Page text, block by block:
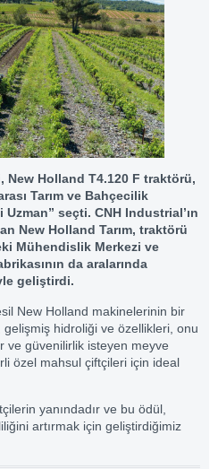
New Holland T4.120 F traktörü,
Tarım ve Bahçecilik
Uzman” seçti. CNH Industrial’ın
New Holland Tarım, traktörü
Mühendislik Merkezi ve
da aralarında
geliştirdi.
New Holland makinelerinin bir
gelişmiş hidroliği ve özellikleri, onu
ve güvenilirlik isteyen meyve
özel mahsul çiftçileri için ideal
yanındadır ve bu ödül,
artırmak için geliştirdiğimiz